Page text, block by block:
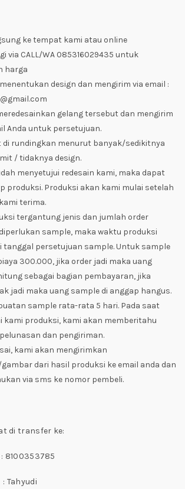
ke tempat kami atau online
via CALL/WA 085316029435 untuk
harga
design dan mengirim via email :
gelang tersebut dan mengirim
Anda untuk persetujuan.
di rundingkan menurut banyak/sedikitnya
/ tidaknya design.
menyetujui redesain kami, maka dapat
produksi. Produksi akan kami mulai setelah
terima.
tergantung jenis dan jumlah order
sample, maka waktu produksi
tanggal persetujuan sample. Untuk sample
300.000, jika order jadi maka uang
sebagai bagian pembayaran, jika
jadi maka uang sample di anggap hangus.
sample rata-rata 5 hari. Pada saat
kami produksi, kami akan memberitahu
dan pengiriman.
kami akan mengirimkan
dari hasil produksi ke email anda dan
via sms ke nomor pembeli.
di transfer ke:
: 8100353785